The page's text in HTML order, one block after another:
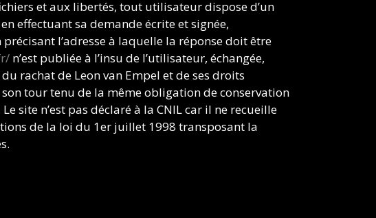
et aux libertés, tout utilisateur dispose d’un
effectuant sa demande écrite et signée,
l’adresse à laquelle la réponse doit être
n’est publiée à l’insu de l’utilisateur, échangée,
rachat de Leon van Empel et de ses droits
tour tenu de la même obligation de conservation
Le site n’est pas déclaré à la CNIL car il ne recueille
de la loi du 1er juillet 1998 transposant la